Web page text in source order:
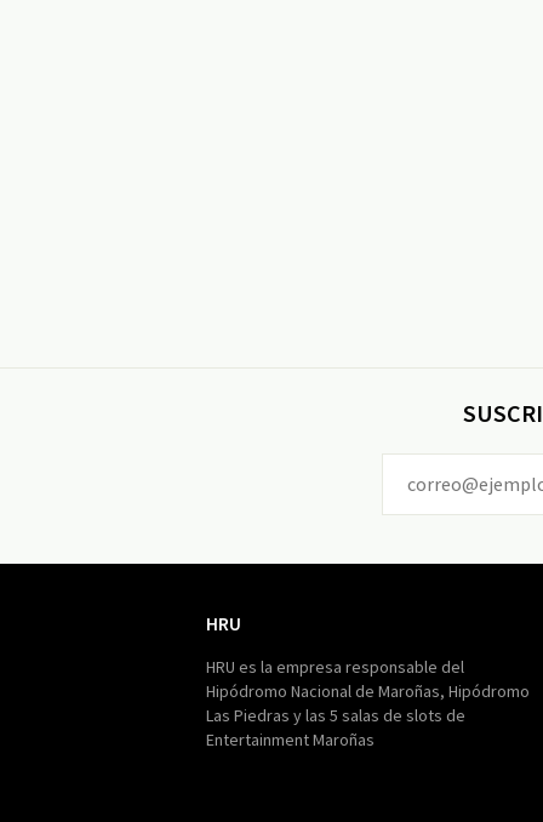
HRU
HRU es la empresa responsable del
Hipódromo Nacional de Maroñas, Hipódromo
Las Piedras y las 5 salas de slots de
Entertainment Maroñas